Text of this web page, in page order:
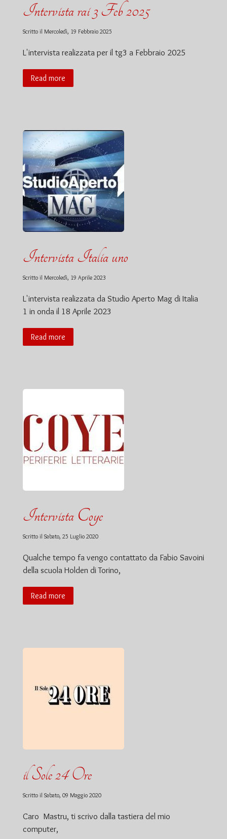
Intervista rai 3 Feb 2025
Scritto il Mercoledì, 19 Febbraio 2025
L'intervista realizzata per il tg3 a Febbraio 2025
Read more
Intervista Italia uno
Scritto il Mercoledì, 19 Aprile 2023
L'intervista realizzata da Studio Aperto Mag di Italia
1 in onda il 18 Aprile 2023
Read more
Intervista Coye
Scritto il Sabato, 25 Luglio 2020
Qualche tempo fa vengo contattato da Fabio Savoini
della scuola Holden di Torino,
Read more
il Sole 24 Ore
Scritto il Sabato, 09 Maggio 2020
Caro Mastru, ti scrivo dalla tastiera del mio
computer,